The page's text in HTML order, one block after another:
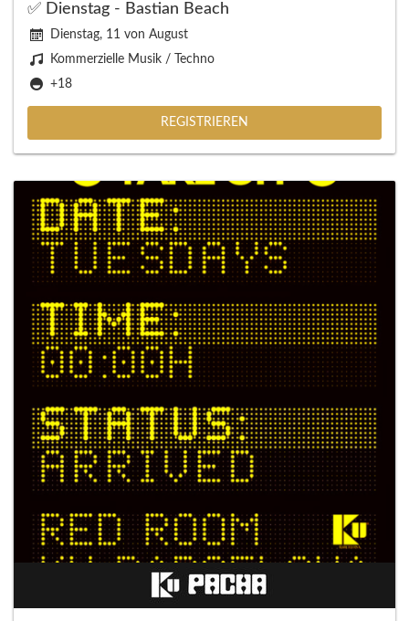
✅ Dienstag - Bastian Beach
Dienstag, 11 von August
Kommerzielle Musik / Techno
+18
REGISTRIEREN